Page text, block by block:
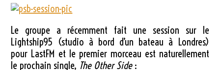
Le groupe a récemment fait une session sur le
Lightship95 (studio à bord d’un bateau à Londres)
pour LastFM et le premier morceau est naturellement
le prochain single, The Other Side: